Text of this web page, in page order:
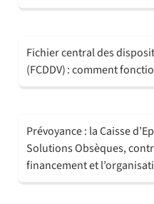
Fichier central des
(FCDDV) : comment
Prévoyance : la Caisse
Solutions Obsèques,
financement et